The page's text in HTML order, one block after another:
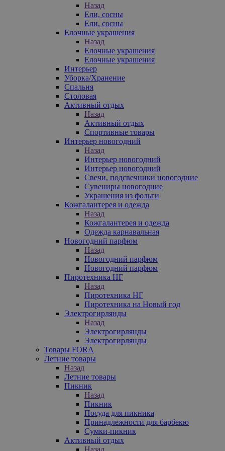
Назад
Ели, сосны
Ели, сосны
Елочные украшения
Назад
Елочные украшения
Елочные украшения
Интерьер
Уборка/Хранение
Спальня
Столовая
Активный отдых
Назад
Активный отдых
Спортивные товары
Интерьер новогодний
Назад
Интерьер новогодний
Интерьер новогодний
Свечи, подсвечники новогодние
Сувениры новогодние
Украшения из фольги
Кожгалантерея и одежда
Назад
Кожгалантерея и одежда
Одежда карнавальная
Новогодний парфюм
Назад
Новогодний парфюм
Новогодний парфюм
Пиротехника НГ
Назад
Пиротехника НГ
Пиротехника на Новый год
Электрогирлянды
Назад
Электрогирлянды
Электрогирлянды
Товары FORA
Летние товары
Назад
Летние товары
Пикник
Назад
Пикник
Посуда для пикника
Принадлежности для барбекю
Сумки-пикник
Активный отдых
Назад